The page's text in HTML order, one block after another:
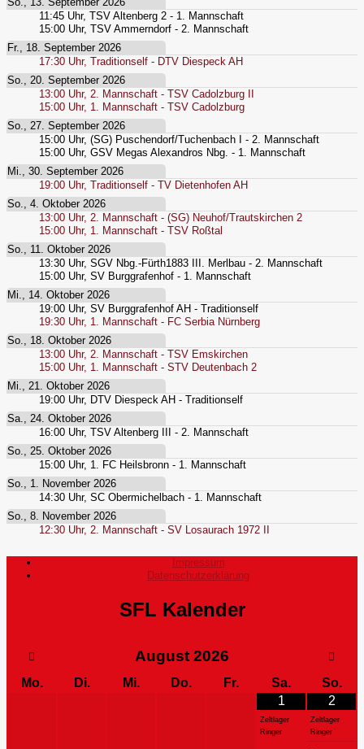
11:45 Uhr, TSV Altenberg 2 - 1. Mannschaft
15:00 Uhr, TSV Ammerndorf - 2. Mannschaft
Fr., 18. September 2026
17:30 Uhr, Traditionself - DTV Diespeck AH
So., 20. September 2026
13:00 Uhr, 2. Mannschaft - TSV Cadolzburg II
15:00 Uhr, 1. Mannschaft - TSV Cadolzburg
So., 27. September 2026
15:00 Uhr, (SG) Puschendorf/Tuchenbach I - 2. Mannschaft
15:00 Uhr, GSV Megas Alexandros Nbg. - 1. Mannschaft
Mi., 30. September 2026
19:00 Uhr, Traditionself - TV Dietenhofen AH
So., 4. Oktober 2026
13:00 Uhr, 2. Mannschaft - (SG) Neuhof/Trautskirchen 2
15:00 Uhr, 1. Mannschaft - TSV Roßtal
So., 11. Oktober 2026
13:30 Uhr, SGV Nbg.-Fürth1883 III. Merlbau - 2. Mannschaft
15:00 Uhr, SV Burggrafenhof - 1. Mannschaft
Mi., 14. Oktober 2026
19:00 Uhr, SV Burggrafenhof AH - Traditionself
19:30 Uhr, 1. Mannschaft - FC Serbia Nürnberg
So., 18. Oktober 2026
13:00 Uhr, 2. Mannschaft - TSV Emskirchen
15:00 Uhr, 1. Mannschaft - STV Deutenbach 2
Mi., 21. Oktober 2026
19:00 Uhr, DTV Diespeck AH - Traditionself
Sa., 24. Oktober 2026
16:00 Uhr, TSV Altenberg III - 2. Mannschaft
So., 25. Oktober 2026
15:00 Uhr, 1. FC Heilsbronn - 1. Mannschaft
So., 1. November 2026
14:30 Uhr, SC Obermichelbach - 1. Mannschaft
So., 8. November 2026
12:30 Uhr, 2. Mannschaft - SV Losaurach 1972 II
Impressum
Datenschutzerklärung
SFL Kalender
August 2026
Mo. Di. Mi. Do. Fr. Sa.
So.
1
Zeltlager
Ringer
2
Zeltlager
Ringer